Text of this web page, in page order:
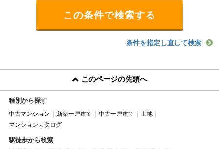
条件を指定し直して検索
このページの先頭へ
種別から探す
中古マンション 新築一戸建て 中古一戸建て
土地
マンションカタログ
駅徒歩から検索